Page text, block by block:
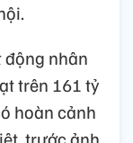
động nhân
trên 161 tỷ
hoàn cảnh